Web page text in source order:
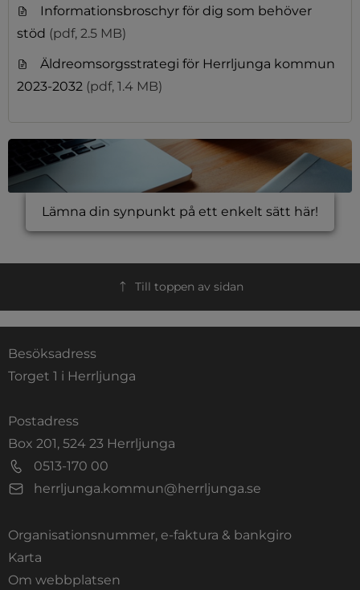
Informationsbroschyr för dig som behöver
stöd (pdf, 2.5 MB)
Äldreomsorgsstrategi för Herrljunga kommun
2023-2032 (pdf, 1.4 MB)
Lämna din synpunkt på ett enkelt sätt här!
Till toppen av sidan
Besöksadress
Torget 1 i Herrljunga
Postadress
Box 201, 524 23 Herrljunga
0513-170 00
herrljunga.kommun@herrljunga.se
Organisationsnummer, e-faktura & bankgiro
Karta
Om webbplatsen